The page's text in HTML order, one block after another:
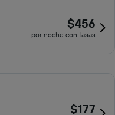
$456
por noche con tasas
$177